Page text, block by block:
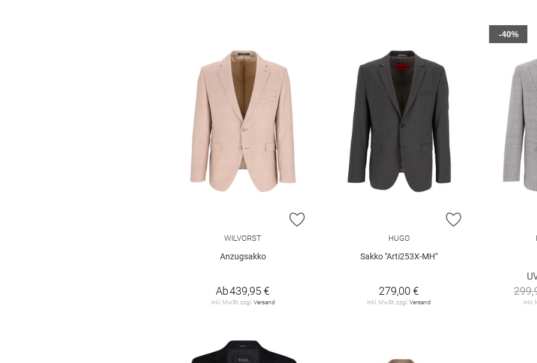
ZUR WUNSCHLISTE HINZUFÜGEN
WILVORST
Anzugsakko
Ab439,95 €
inkl. MwSt. zzgl. Versand
ZUR
HUGO
Sakko "Arti253X-MH"
279,00 €
inkl. MwSt. zzgl.Versand inkl.
-40%